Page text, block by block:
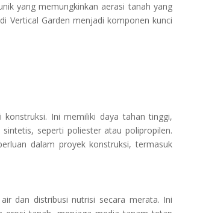
yang memungkinkan aerasi tanah yang
Vertical Garden menjadi komponen kunci
Ini memiliki daya tahan tinggi,
seperti poliester atau polipropilen.
dalam proyek konstruksi, termasuk
dan distribusi nutrisi secara merata. Ini